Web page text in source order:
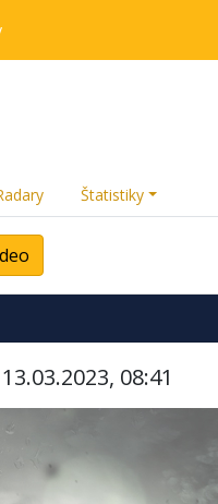
Štatistiky
08:41